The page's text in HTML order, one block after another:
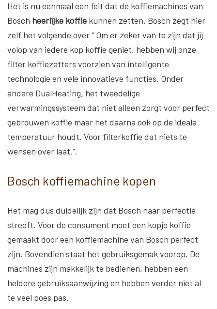
Het is nu eenmaal een feit dat de koffiemachines van
Bosch heerlijke koffie kunnen zetten. Bosch zegt hier
zelf het volgende over “ Om er zeker van te zijn dat jij
volop van iedere kop koffie geniet, hebben wij onze
filter koffiezetters voorzien van intelligente
technologie en vele innovatieve functies. Onder
andere DualHeating, het tweedelige
verwarmingssysteem dat niet alleen zorgt voor perfect
gebrouwen koffie maar het daarna ook op de ideale
temperatuur houdt. Voor filterkoffie dat niets te
wensen over laat.”.
Bosch koffiemachine kopen
Het mag dus duidelijk zijn dat Bosch naar perfectie
streeft. Voor de consument moet een kopje koffie
gemaakt door een koffiemachine van Bosch perfect
zijn. Bovendien staat het gebruiksgemak voorop. De
machines zijn makkelijk te bedienen, hebben een
heldere gebruiksaanwijzing en hebben verder niet al
te veel poes pas.